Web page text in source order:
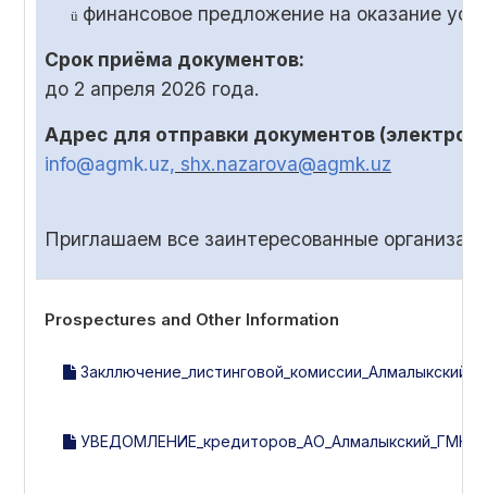
ü финансовое предложение на оказание
Срок приёма документов:
до 2 апреля 2026 года.
Адрес для отправки документов
info@agmk.uz, shx.nazarova@agmk.uz
Приглашаем все заинтересованные
Prospectures and Other Information